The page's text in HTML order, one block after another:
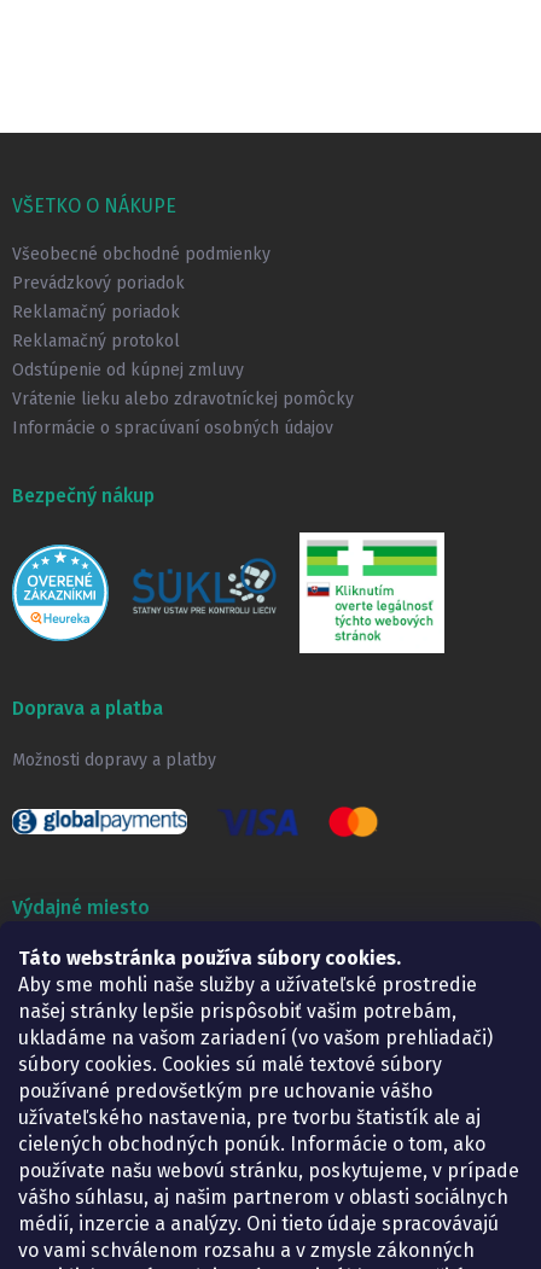
Táto webstránka používa súbory cookies.
Aby sme mohli naše služby a užívateľské prostredie
našej stránky lepšie prispôsobiť vašim potrebám,
ukladáme na vašom zariadení (vo vašom prehliadači)
súbory cookies. Cookies sú malé textové súbory
používané predovšetkým pre uchovanie vášho
užívateľského nastavenia, pre tvorbu štatistík ale aj
cielených obchodných ponúk. Informácie o tom, ako
používate našu webovú stránku, poskytujeme, v prípade
vášho súhlasu, aj našim partnerom v oblasti sociálnych
médií, inzercie a analýzy. Oni tieto údaje spracovávajú
vo vami schválenom rozsahu a v zmysle zákonných
pVŠETKO O NÁKUPE
Všeobecné obchodné podmienky
Prevádzkový poriadok
Reklamačný poriadok
Reklamačný protokol
Odstúpenie od kúpnej zmluvy
Vrátenie lieku alebo zdravotníckej pomôcky
Informácie o spracúvaní osobných údajov
Bezpečný nákup
Doprava a platba
Možnosti dopravy a platby
Výdajné miesto
Lekáreň ADONAI
Košice – Smetanova 2
Pondelok:
07.30 – 15.30 h.
Utorok:
07.30 – 16.00 h.
Streda:
07.30 – 16.00 h.
Štvrtok:
07.30 – 15.30 h.
Piatok:
07.30 – 15.30 h.
KONTAKT
eshop@lekarenadonai.sk
+421 948 203 203